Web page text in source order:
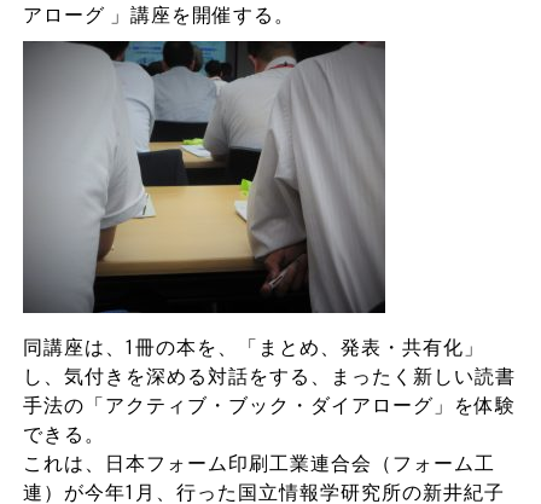
アローグ 」講座を開催する。
同講座は、1冊の本を、「まとめ、発表・共有化」
し、気付きを深める対話をする、まったく新しい読書
手法の「アクティブ・ブック・ダイアローグ」を体験
できる。
これは、日本フォーム印刷工業連合会（フォーム工
連）が今年1月、行った国立情報学研究所の新井紀子